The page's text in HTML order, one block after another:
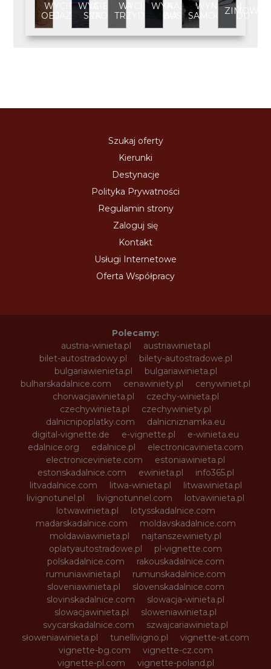
WYCIECZKA
OBJAZDOWA
WYCIECZKA
SZKOLNA
WYCIECZKA
TRZYDNIOWA
WYNAJEM
BUSA
WYNAJEM
SAMOCHODU
Szukaj oferty
Kierunki
Destynacje
Polityka Prywatności
Regulamin strony
Zaloguj się
Kontakt
Usługi Internetowe
Oferta Współpracy
Polecamy:
austria-winieta.pl
austriawinieta.pl
bilet-autostradowy.pl
bilety-autostradowe.pl
bulgariawienieta.pl
bulgariawinieta.pl
bulharskadalnice.com
cenawiniety.pl
cenywiniet.pl
chorwacjawinieta.pl
czechy-winieta.pl
czechywinieta.pl
czechywiniety.pl
dalnicnipoplatky.com
dalnicniznamka.eu
digital-vignette.de
e-vignette.pl
e-winieta.eu
edalnice.org
edalnice.pl
electronicavinieta.com
electroniceviniete.com
estoniawinieta.pl
estonskadalnice.com
ewinieta.pl
info365.pl
litvadalnice.com
litwa-winieta.pl
litwawinieta.pl
livignotunel.pl
livignotunnel.com
lotvawinieta.pl
lotwawinieta.pl
lotysskadalnice.com
madarskadalnice.com
moldavskadalnice.com
moldawiawinieta.pl
najtanszewiniety.pl
oplatyautostradowe.pl
pl-vignette.com
polskadalnice.com
rakouskadalnice.com
rumuniawinieta.pl
rumunskadalnice.com
sloveniawinieta.pl
slovenskadalnice.com
slovinskadalnice.com
slowacja-winieta.pl
slowacjawinieta.pl
sloweniawinieta.pl
svycarskadalnice.com
szwajcariawinieta.pl
słoweniawinieta.pl
tunellivigno.pl
vignette-at.com
vignette-bg.com
vignette-cz.com
vignette-pl.com
vignette-poland.pl